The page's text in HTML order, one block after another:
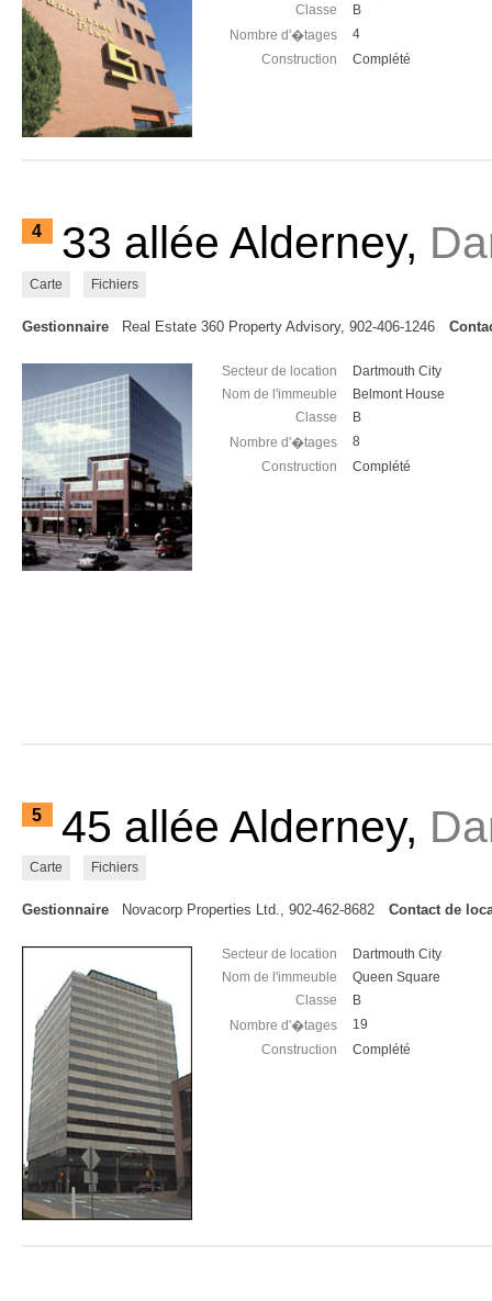
Classe
B
Nombre d'�tages
4
Construction
Complété
4 33 allée Alderney,
Carte Fichiers
Gestionnaire Real Estate 360 Property Advisory, 902-406-1246
Secteur de location
Dartmouth City
Nom de l'immeuble
Belmont House
Classe
B
Nombre d'�tages
8
Construction
Complété
5 45 allée Alderney,
Carte Fichiers
Gestionnaire Novacorp Properties Ltd., 902-462-8682 Contact de
Secteur de location
Dartmouth City
Nom de l'immeuble
Queen Square
Classe
B
Nombre d'�tages
19
Construction
Complété